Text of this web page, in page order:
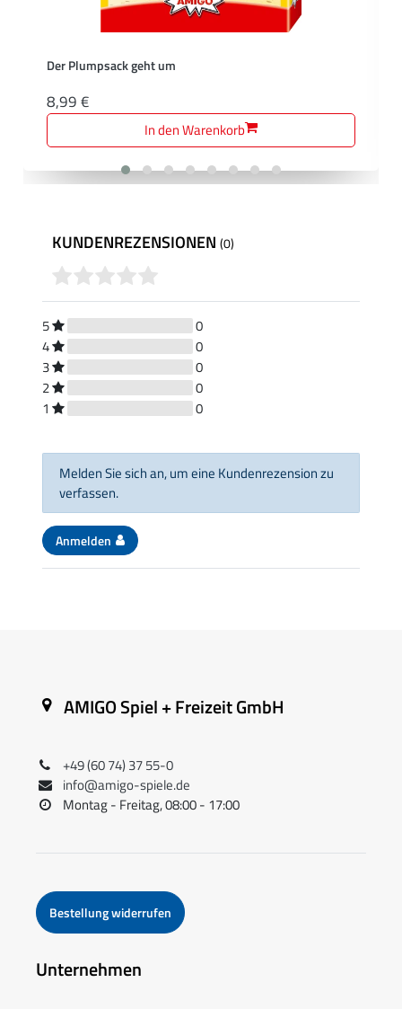
Der Plumpsack geht um
8,99 €
In den Warenkorb
KUNDENREZENSIONEN(0)
5
0
4
0
3
0
2
0
1
0
Melden Sie sich an, um eine Kundenrezension zu
verfassen.
Anmelden
AMIGO Spiel + Freizeit GmbH
+49 (60 74) 37 55-0
info@amigo-spiele.de
Montag - Freitag, 08:00 - 17:00
Bestellung widerrufen
Unternehmen